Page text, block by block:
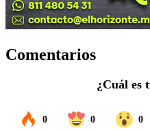
Comentarios